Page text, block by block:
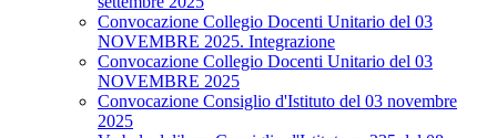
Convocazione Collegio Docenti Unitario del 03
NOVEMBRE 2025. Integrazione
Convocazione Collegio Docenti Unitario del 03
NOVEMBRE 2025
Convocazione Consiglio d'Istituto del 03 novembre
2025